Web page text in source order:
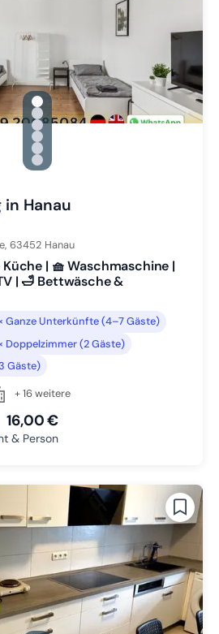
gallery.slide_selector
Zu Slide 1 wechseln
Zu Slide 2 wechseln
Zu Slide 3 wechseln
Zu Slide 4 wechseln
Zu Slide 5 wechseln
Zu Slide 6 wechseln
Hanau
63452 Hanau
| 🧺 Waschmaschine |
| 🛁 Bettwäsche &
Ganze Unterkünfte (4–7 Gäste)
Doppelzimmer (2 Gäste)
Gäste)
+ 16 weitere
16,00 €
& Person